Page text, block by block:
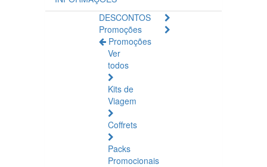
DESCONTOS
Promoções
Promoções
Ver
todos
Kits de
Viagem
Coffrets
Packs
Promocionais